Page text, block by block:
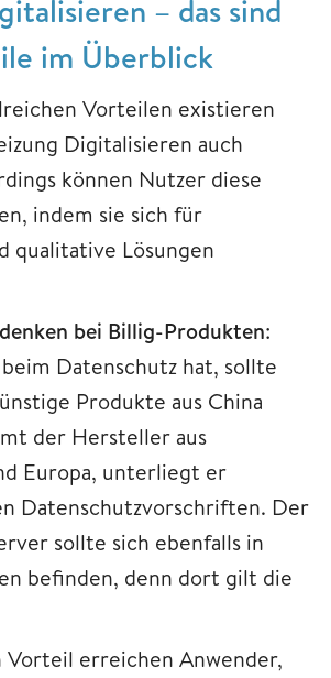
– das sind
im Überblick
Vorteilen existieren
Digitalisieren auch
können Nutzer diese
indem sie sich für
qualitative Lösungen
bei Billig-Produkten:
Datenschutz hat, sollte
Produkte aus China
der Hersteller aus
Europa, unterliegt er
Datenschutzvorschriften. Der
sollte sich ebenfalls in
befinden, denn dort gilt die
Vorteil erreichen Anwender,